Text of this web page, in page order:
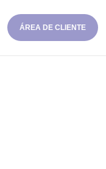
ÁREA DE CLIENTE